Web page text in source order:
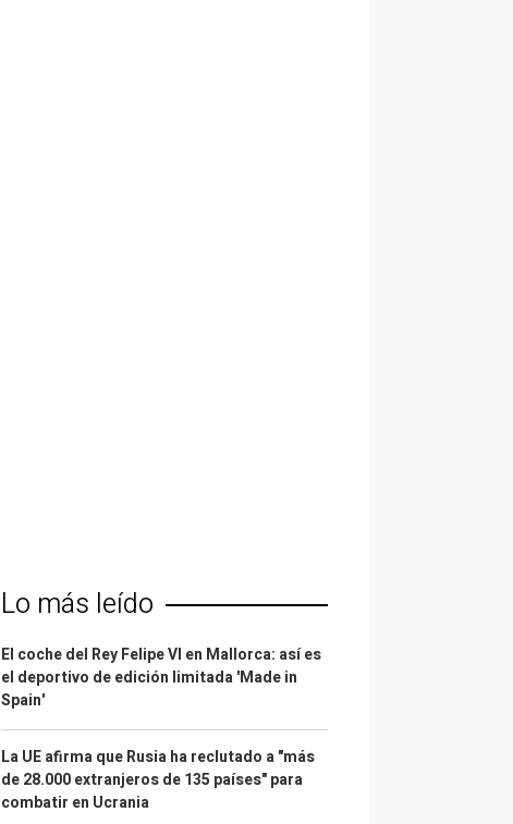
Lo más leído
El coche del Rey Felipe VI en Mallorca: así es
el deportivo de edición limitada 'Made in
Spain'
La UE afirma que Rusia ha reclutado a "más
de 28.000 extranjeros de 135 países" para
combatir en Ucrania